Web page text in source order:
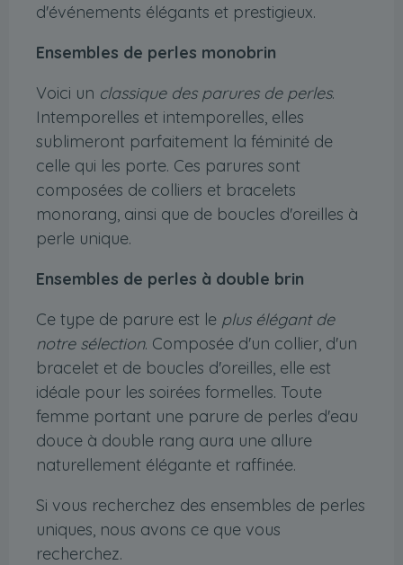
d'événements élégants et prestigieux.
Ensembles de perles monobrin
Voici un classique des parures de perles.
Intemporelles et intemporelles, elles
sublimeront parfaitement la féminité de
celle qui les porte. Ces parures sont
composées de colliers et bracelets
monorang, ainsi que de boucles d'oreilles à
perle unique.
Ensembles de perles à double brin
Ce type de parure est le plus élégant de
notre sélection. Composée d'un collier, d'un
bracelet et de boucles d'oreilles, elle est
idéale pour les soirées formelles. Toute
femme portant une parure de perles d'eau
douce à double rang aura une allure
naturellement élégante et raffinée.
Si vous recherchez des ensembles de perles
uniques, nous avons ce que vous
recherchez.